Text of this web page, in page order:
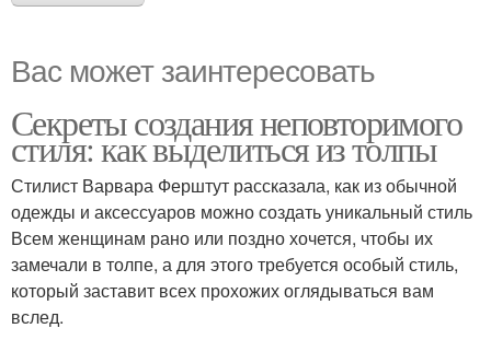
Вас может заинтересовать
Секреты создания неповторимого
стиля: как выделиться из толпы
Стилист Варвара Ферштут рассказала, как из обычной
одежды и аксессуаров можно создать уникальный стиль
Всем женщинам рано или поздно хочется, чтобы их
замечали в толпе, а для этого требуется особый стиль,
который заставит всех прохожих оглядываться вам
вслед.